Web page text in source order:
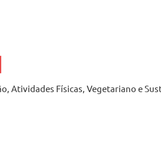
Atividades Físicas, Vegetariano e